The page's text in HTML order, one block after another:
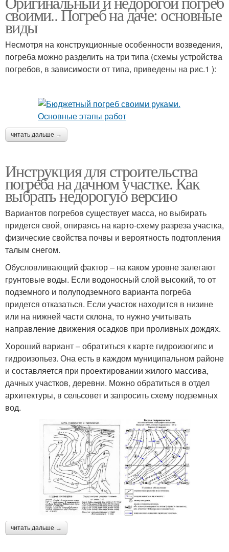
своими.. Погреб на даче: основные
виды
Несмотря на конструкционные особенности возведения,
погреба можно разделить на три типа (схемы устройства
погребов, в зависимости от типа, приведены на рис.1 ):
читать дальше →
Инструкция для строительства
погреба на дачном участке. Как
выбрать недорогую версию
Вариантов погребов существует масса, но выбирать
придется свой, опираясь на карто-схему разреза участка,
физические свойства почвы и вероятность подтопления
талым снегом.
Обусловливающий фактор – на каком уровне залегают
грунтовые воды. Если водоносный слой высокий, то от
подземного и полуподземного варианта погреба
придется отказаться. Если участок находится в низине
или на нижней части склона, то нужно учитывать
направление движения осадков при проливных дождях.
Хороший вариант – обратиться к карте гидроизогипс и
гидроизопьез. Она есть в каждом муниципальном районе
и составляется при проектировании жилого массива,
дачных участков, деревни. Можно обратиться в отдел
архитектуры, в сельсовет и запросить схему подземных
вод.
читать дальше →